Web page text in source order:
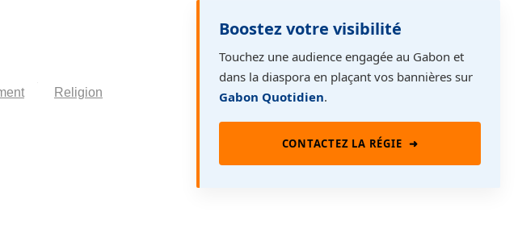
Religion
Boostez votre visibilité
Touchez une audience engagée au Gabon et
dans la diaspora en plaçant vos bannières sur
Gabon Quotidien.
CONTACTEZ LA RÉGIE ➜